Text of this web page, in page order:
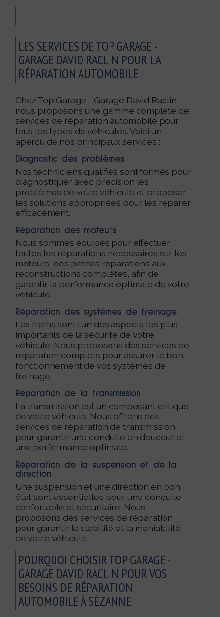
LES SERVICES DE TOP GARAGE -
GARAGE DAVID RACLIN POUR LA
RÉPARATION AUTOMOBILE
Chez Top Garage - Garage David Raclin,
nous proposons une gamme complète de
services de réparation automobile pour
tous les types de véhicules. Voici un
aperçu de nos principaux services :
Diagnostic des problèmes
Nos techniciens qualifiés sont formés pour
diagnostiquer avec précision les
problèmes de votre véhicule et proposer
les solutions appropriées pour les réparer
efficacement.
Réparation des moteurs
Nous sommes équipés pour effectuer
toutes les réparations nécessaires sur les
moteurs, des petites réparations aux
reconstructions complètes, afin de
garantir la performance optimale de votre
véhicule.
Réparation des systèmes de freinage
Les freins sont l'un des aspects les plus
importants de la sécurité de votre
véhicule. Nous proposons des services de
réparation complets pour assurer le bon
fonctionnement de vos systèmes de
freinage.
Réparation de la transmission
La transmission est un composant critique
de votre véhicule. Nous offrons des
services de réparation de transmission
pour garantir une conduite en douceur et
une performance optimale.
Réparation de la suspension et de la
direction
Une suspension et une direction en bon
état sont essentielles pour une conduite
confortable et sécuritaire. Nous
proposons des services de réparation
pour garantir la stabilité et la maniabilité
de votre véhicule.
POURQUOI CHOISIR TOP GARAGE -
GARAGE DAVID RACLIN POUR VOS
BESOINS DE RÉPARATION
AUTOMOBILE À SÉZANNE